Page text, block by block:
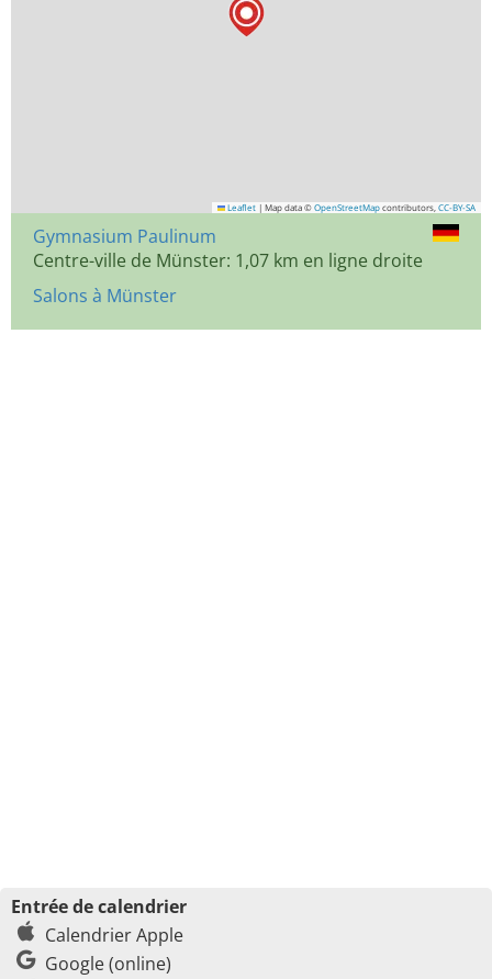
Leaflet | Map data © OpenStreetMap contributors, CC-BY-SA
Gymnasium Paulinum
Centre-ville de Münster: 1,07 km en ligne droite
Salons à Münster
Entrée de calendrier
Calendrier Apple
Google (online)